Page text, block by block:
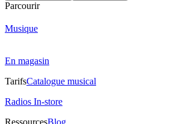
Parcourir
Musique
En magasin
TarifsCatalogue musical
Radios In-store
RessourcesBlog